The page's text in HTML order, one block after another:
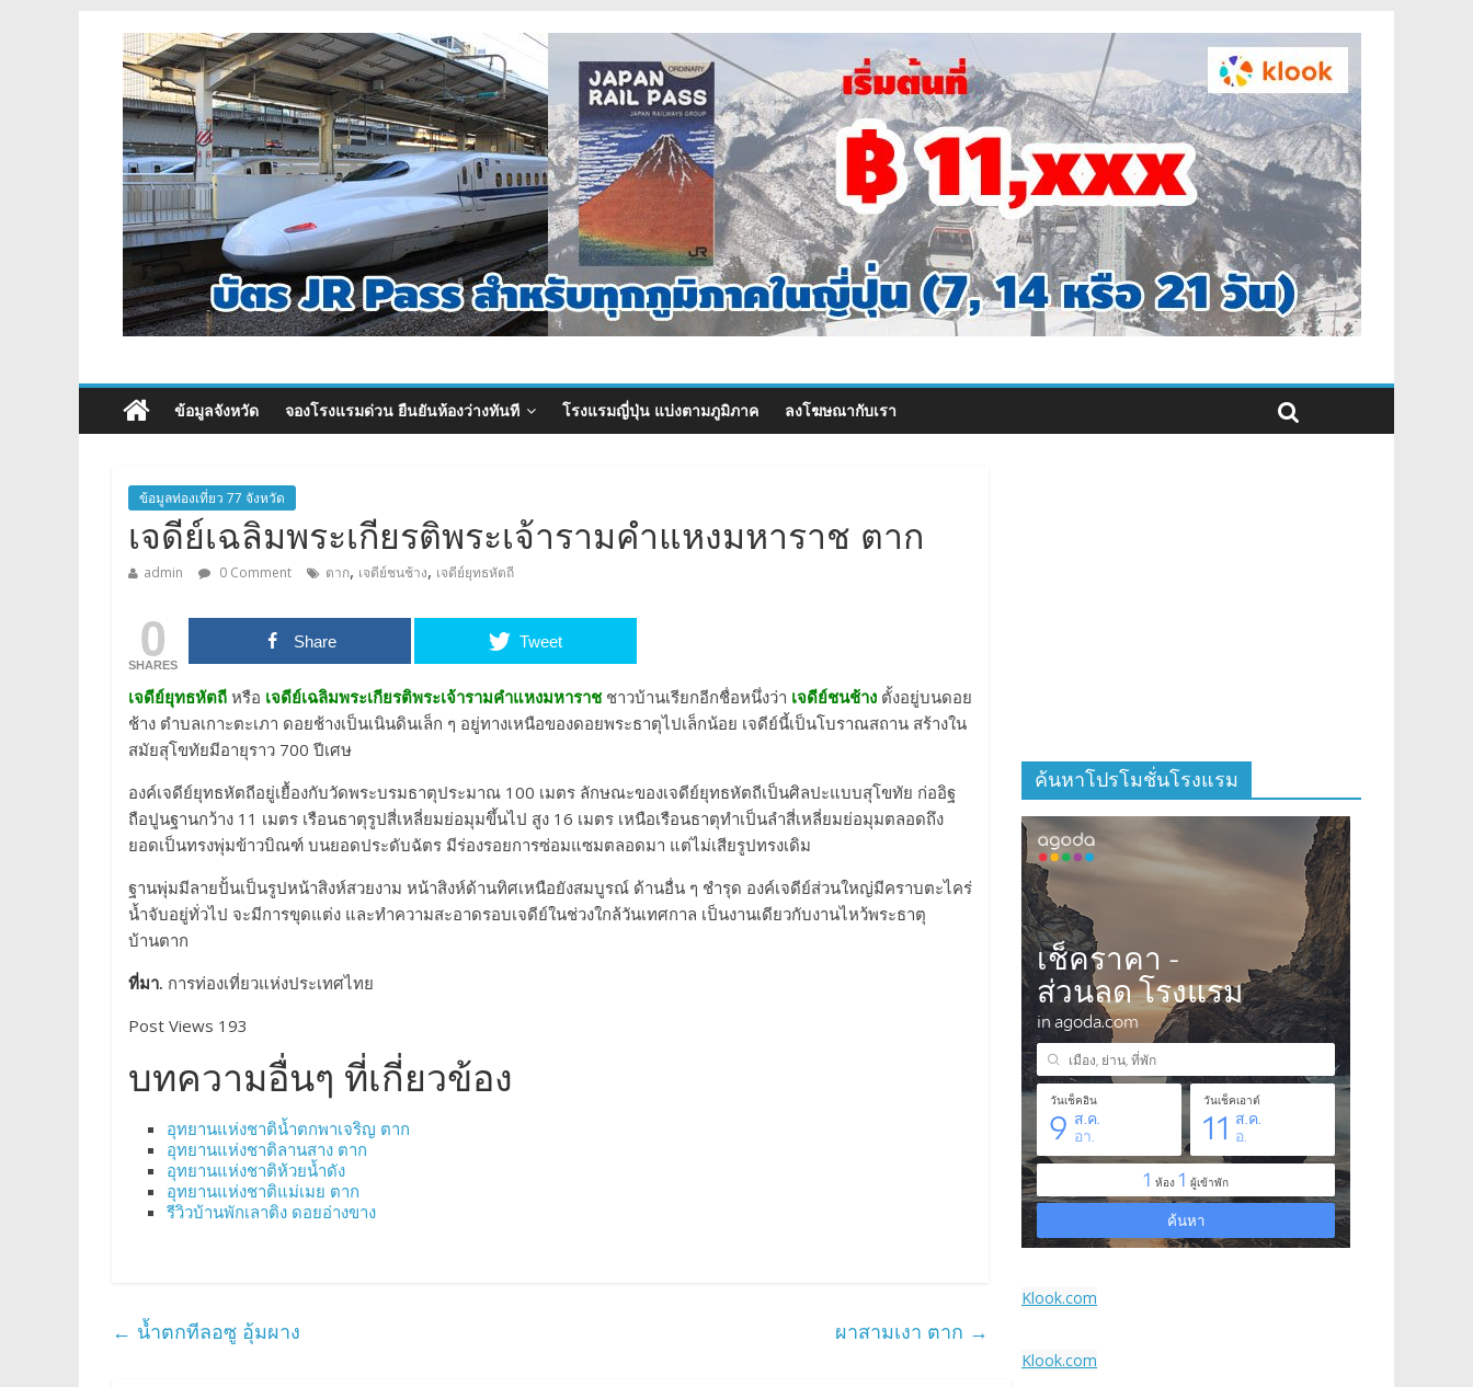
ข้อมูลจังหวัด จองโรงแรมด่วน ยืนยันห้องว่างทันที โรงแรมญี่ปุ่น แบ่งตามภูมิภาค ลงโฆษณากับเรา
ข้อมูลท่องเที่ยว 77 จังหวัด
เจดีย์เฉลิมพระเกียรติพระเจ้ารามคำแหงมหาราช ตาก
admin 0 Comment ตาก, เจดีย์ชนช้าง, เจดีย์ยุทธหัตถี
0
SHARES
Share Tweet
เจดีย์ยุทธหัตถี หรือ เจดีย์เฉลิมพระเกียรติพระเจ้ารามคำแหงมหาราชชาวบ้านเรียกอีกชื่อหนึ่งว่า เจดีย์ชนช้าง ตั้งอยู่บนดอย
ช้าง ตำบลเกาะตะเภา ดอยช้างเป็นเนินดินเล็ก ๆ อยู่ทางเหนือของดอยพระธาตุไปเล็กน้อย เจดีย์นี้เป็นโบราณสถาน สร้างใน
สมัยสุโขทัยมีอายุราว 700 ปีเศษ
องค์เจดีย์ยุทธหัตถีอยู่เยื้องกับวัดพระบรมธาตุประมาณ 100 เมตร ลักษณะของเจดีย์ยุทธหัตถีเป็นศิลปะแบบสุโขทัย ก่ออิฐ
ถือปูนฐานกว้าง 11 เมตร เรือนธาตุรูปสี่เหลี่ยมย่อมุมขึ้นไป สูง 16 เมตร เหนือเรือนธาตุทำเป็นลำสี่เหลี่ยมย่อมุมตลอดถึง
ยอดเป็นทรงพุ่มข้าวบิณฑ์ บนยอดประดับฉัตร มีร่องรอยการซ่อมแซมตลอดมา แต่ไม่เสียรูปทรงเดิม
ฐานพุ่มมีลายปั้นเป็นรูปหน้าสิงห์สวยงาม หน้าสิงห์ด้านทิศเหนือยังสมบูรณ์ ด้านอื่น ๆ ชำรุด องค์เจดีย์ส่วนใหญ่มีคราบตะไคร่
น้ำจับอยู่ทั่วไป จะมีการขุดแต่ง และทำความสะอาดรอบเจดีย์ในช่วงใกล้วันเทศกาล เป็นงานเดียวกับงานไหว้พระธาตุ
บ้านตาก
ที่มา. การท่องเที่ยวแห่งประเทศไทย
Post Views 193
บทความอื่นๆ ที่เกี่ยวข้อง
อุทยานแห่งชาติน้ำตกพาเจริญ ตาก
อุทยานแห่งชาติลานสาง ตาก
อุทยานแห่งชาติห้วยน้ำดัง
อุทยานแห่งชาติแม่เมย ตาก
รีวิวบ้านพักเลาติง ดอยอ่างขาง
← น้ำตกทีลอซู อุ้มผาง ผาสามเงา ตาก →
ค้นหาโปรโมชั่นโรงแรม
Klook.com
Klook.com